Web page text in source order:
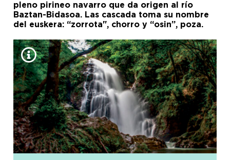
pleno pirineo navarro que da origen al río
Baztan-Bidasoa. Las cascada toma su nombre
del euskera: “zorrota", chorro y “osin”, poza.